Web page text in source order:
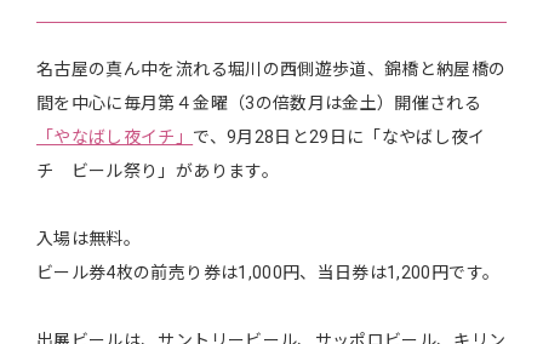
名古屋の真ん中を流れる堀川の西側遊歩道、錦橋と納屋橋の
間を中心に毎月第４金曜（3の倍数月は金土）開催される
「やなばし夜イチ」 で、9月28日と29日に「なやばし夜イ
チ ビール祭り」があります。
入場は無料。
ビール券4枚の前売り券は1,000円、当日券は1,200円です。